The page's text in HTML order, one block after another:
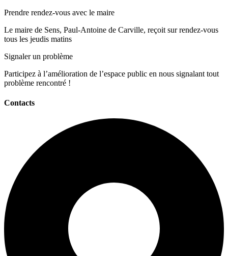
Prendre rendez-vous avec le maire
Le maire de Sens, Paul-Antoine de Carville, reçoit sur rendez-vous
tous les jeudis matins
Signaler un problème
Participez à l’amélioration de l’espace public en nous signalant tout
problème rencontré !
Contacts